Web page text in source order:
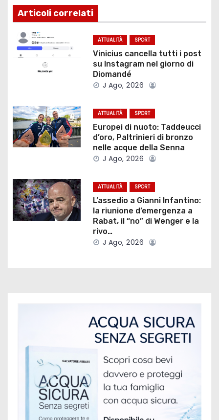
i
g
a
o
n
a
r
t
Articoli correlati
ATTUALITÀ SPORT
Vinicius cancella tutti i post
su Instagram nel giorno di
Diomandé
J Ago, 2026
ATTUALITÀ SPORT
Europei di nuoto: Taddeucci
d’oro, Paltrinieri di bronzo
nelle acque della Senna
J Ago, 2026
ATTUALITÀ SPORT
L’assedio a Gianni Infantino:
la riunione d’emergenza a
Rabat, il “no” di Wenger e la
rivo…
J Ago, 2026